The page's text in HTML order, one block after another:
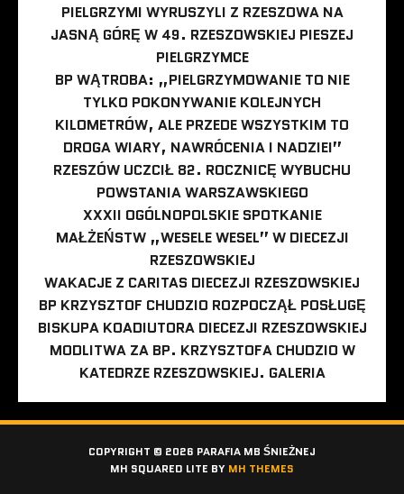
PIELGRZYMI WYRUSZYLI Z RZESZOWA NA
JASNĄ GÓRĘ W 49. RZESZOWSKIEJ PIESZEJ
PIELGRZYMCE
BP WĄTROBA: „PIELGRZYMOWANIE TO NIE
TYLKO POKONYWANIE KOLEJNYCH
KILOMETRÓW, ALE PRZEDE WSZYSTKIM TO
DROGA WIARY, NAWRÓCENIA I NADZIEI”
RZESZÓW UCZCIŁ 82. ROCZNICĘ WYBUCHU
POWSTANIA WARSZAWSKIEGO
XXXII OGÓLNOPOLSKIE SPOTKANIE
MAŁŻEŃSTW „WESELE WESEL” W DIECEZJI
RZESZOWSKIEJ
WAKACJE Z CARITAS DIECEZJI RZESZOWSKIEJ
BP KRZYSZTOF CHUDZIO ROZPOCZĄŁ POSŁUGĘ
BISKUPA KOADIUTORA DIECEZJI RZESZOWSKIEJ
MODLITWA ZA BP. KRZYSZTOFA CHUDZIO W
KATEDRZE RZESZOWSKIEJ. GALERIA
COPYRIGHT © 2026 PARAFIA MB ŚNIEŻNEJ
MH SQUARED LITE BY MH THEMES